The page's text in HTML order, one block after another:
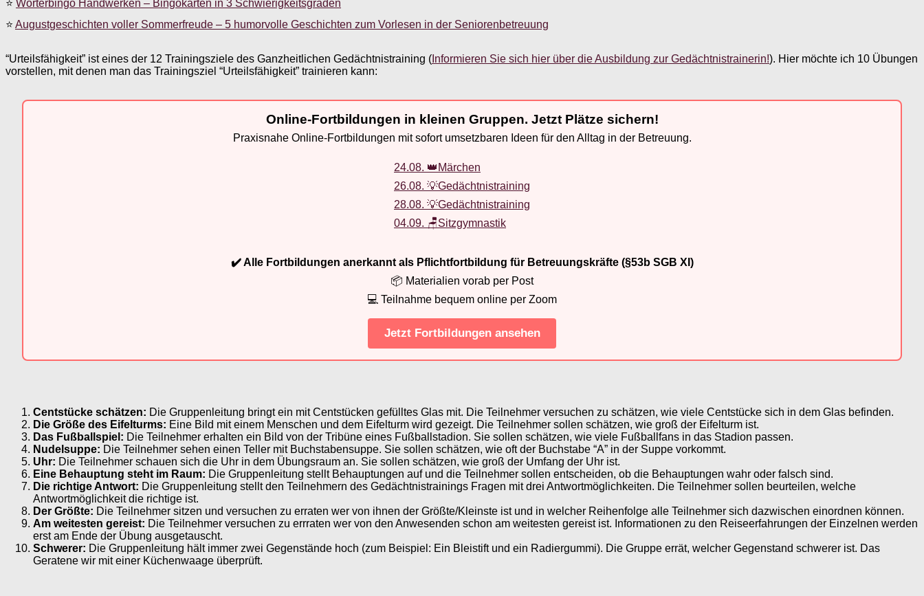
⭐ Wörterbingo Handwerken – Bingokarten in 3 Schwierigkeitsgraden
⭐ Augustgeschichten voller Sommerfreude – 5 humorvolle Geschichten zum Vorlesen in der Seniorenbetreuung
“Urteilsfähigkeit” ist eines der 12 Trainingsziele des Ganzheitlichen Gedächtnistraining ( Informieren Sie sich hier über die Ausbildung zur Gedächtnistrainerin!). Hier möchte ich 10 Übungen
vorstellen, mit denen man das Trainingsziel “Urteilsfähigkeit” trainieren kann:
Online-Fortbildungen in kleinen Gruppen. Jetzt Plätze sichern!
Praxisnahe Online-Fortbildungen mit sofort umsetzbaren Ideen für den Alltag in der Betreuung.
24.08. 👑Märchen
26.08. 💡Gedächtnistraining
28.08. 💡Gedächtnistraining
04.09. 🪑Sitzgymnastik
✔️ Alle Fortbildungen anerkannt als Pflichtfortbildung für Betreuungskräfte (§53b SGB XI)
📦 Materialien vorab per Post
💻 Teilnahme bequem online per Zoom
Jetzt Fortbildungen ansehen
Centstücke schätzen: Die Gruppenleitung bringt ein mit Centstücken gefülltes Glas mit. Die Teilnehmer versuchen zu schätzen, wie viele Centstücke sich in dem Glas befinden.
Die Größe des Eifelturms: Eine Bild mit einem Menschen und dem Eifelturm wird gezeigt. Die Teilnehmer sollen schätzen, wie groß der Eifelturm ist.
Das Fußballspiel: Die Teilnehmer erhalten ein Bild von der Tribüne eines Fußballstadion. Sie sollen schätzen, wie viele Fußballfans in das Stadion passen.
Nudelsuppe: Die Teilnehmer sehen einen Teller mit Buchstabensuppe. Sie sollen schätzen, wie oft der Buchstabe “A” in der Suppe vorkommt.
Uhr: Die Teilnehmer schauen sich die Uhr in dem Übungsraum an. Sie sollen schätzen, wie groß der Umfang der Uhr ist.
Eine Behauptung steht im Raum: Die Gruppenleitung stellt Behauptungen auf und die Teilnehmer sollen entscheiden, ob die Behauptungen wahr oder falsch sind.
Die richtige Antwort: Die Gruppenleitung stellt den Teilnehmern des Gedächtnistrainings Fragen mit drei Antwortmöglichkeiten. Die Teilnehmer sollen beurteilen, welche
Antwortmöglichkeit die richtige ist.
Der Größte: Die Teilnehmer sitzen und versuchen zu erraten wer von ihnen der Größte/Kleinste ist und in welcher Reihenfolge alle Teilnehmer sich dazwischen einordnen können.
Am weitesten gereist: Die Teilnehmer versuchen zu errraten wer von den Anwesenden schon am weitesten gereist ist. Informationen zu den Reiseerfahrungen der Einzelnen werden
erst am Ende der Übung ausgetauscht.
Schwerer: Die Gruppenleitung hält immer zwei Gegenstände hoch (zum Beispiel: Ein Bleistift und ein Radiergummi). Die Gruppe errät, welcher Gegenstand schwerer ist. Das
Geratene wir mit einer Küchenwaage überprüft.